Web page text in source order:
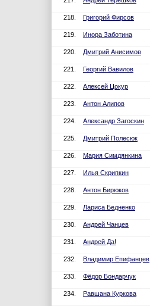
218. Григорий Фирсов
219. Инора Заботина
220. Дмитрий Анисимов
221. Георгий Вавилов
222. Алексей Цокур
223. Антон Алипов
224. Александр Загоскин
225. Дмитрий Полесюк
226. Мария Симдянкина
227. Илья Скрипкин
228. Антон Бирюков
229. Лариса Бедненко
230. Андрей Чанцев
231. Андрей Да!
232. Владимир Епифанцев
233. Фёдор Бондарчук
234. Равшана Куркова